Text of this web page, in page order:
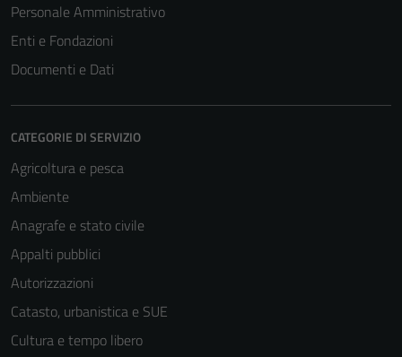
Personale Amministrativo
Enti e Fondazioni
Documenti e Dati
CATEGORIE DI SERVIZIO
Agricoltura e pesca
Ambiente
Anagrafe e stato civile
Appalti pubblici
Autorizzazioni
Catasto, urbanistica e SUE
Cultura e tempo libero